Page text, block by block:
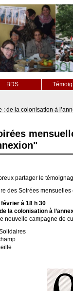
BDS
: de la colonisation à
partager le
des Soirées mensuelles
février à 18 h 30
la colonisation à
nouvelle campagne de